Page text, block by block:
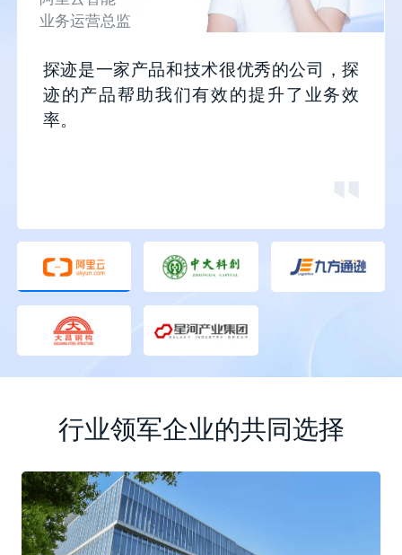
业务运营总监
探迹是一家产品和技术很优秀的公司，探
迹的产品帮助我们有效的提升了业务效
率。
行业领军企业的共同选择